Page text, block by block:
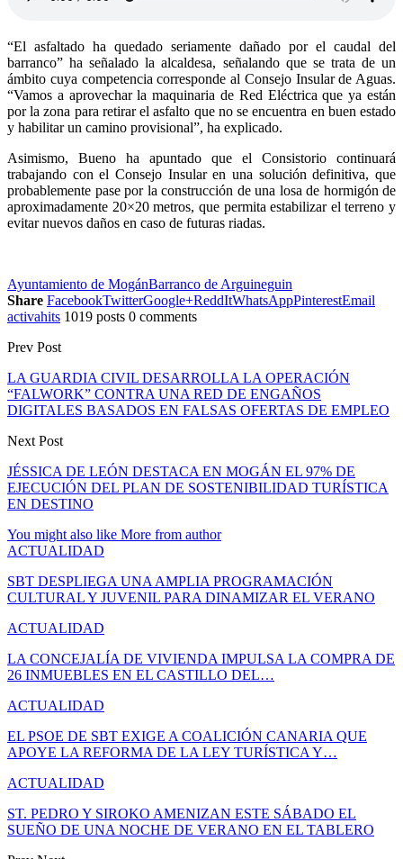
“El asfaltado ha quedado seriamente dañado por el caudal del
barranco” ha señalado la alcaldesa, señalando que se trata de un
ámbito cuya competencia corresponde al Consejo Insular de Aguas.
“Vamos a aprovechar la maquinaria de Red Eléctrica que ya están
por la zona para retirar el asfalto que no se encuentra en buen estado
y habilitar un camino provisional”, ha explicado.
Asimismo, Bueno ha apuntado que el Consistorio continuará
trabajando con el Consejo Insular en una solución definitiva, que
probablemente pase por la construcción de una losa de hormigón de
aproximadamente 20×20 metros, que permita estabilizar el terreno y
evitar nuevos daños en caso de futuras riadas.
Ayuntamiento de MogánBarranco de Arguineguin
Share FacebookTwitterGoogle+ReddItWhatsAppPinterestEmail
activahits 1019 posts 0 comments
Prev Post
LA GUARDIA CIVIL DESARROLLA LA OPERACIÓN
“FALWORK” CONTRA UNA RED DE ENGAÑOS
DIGITALES BASADOS EN FALSAS OFERTAS DE EMPLEO
Next Post
JÉSSICA DE LEÓN DESTACA EN MOGÁN EL 97% DE
EJECUCIÓN DEL PLAN DE SOSTENIBILIDAD TURÍSTICA
EN DESTINO
You might also like More from author
ACTUALIDAD
SBT DESPLIEGA UNA AMPLIA PROGRAMACIÓN
CULTURAL Y JUVENIL PARA DINAMIZAR EL VERANO
ACTUALIDAD
LA CONCEJALÍA DE VIVIENDA IMPULSA LA COMPRA DE
26 INMUEBLES EN EL CASTILLO DEL…
ACTUALIDAD
EL PSOE DE SBT EXIGE A COALICIÓN CANARIA QUE
APOYE LA REFORMA DE LA LEY TURÍSTICA Y…
ACTUALIDAD
ST. PEDRO Y SIROKO AMENIZAN ESTE SÁBADO EL
SUEÑO DE UNA NOCHE DE VERANO EN EL TABLERO